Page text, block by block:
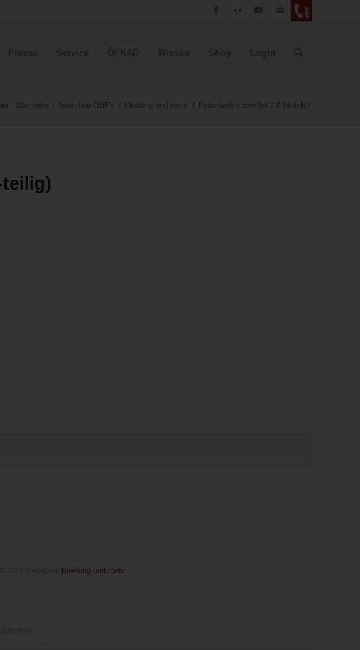
Startseite / Webshop ÖBFV / Kleidung und mehr / Feuerwehrsport-Set 2.0 (4-teilig)
Kleidung und mehr